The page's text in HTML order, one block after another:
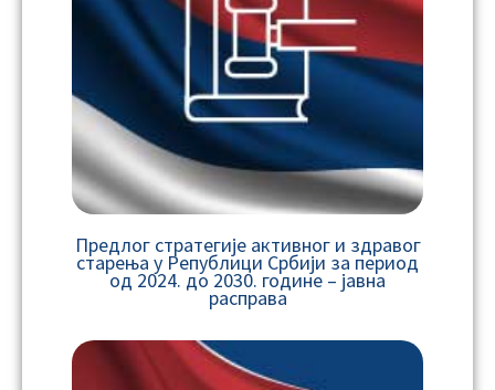
Предлог стратегије активног и здравог
старења у Републици Србији за период
од 2024. до 2030. године – јавна
расправа